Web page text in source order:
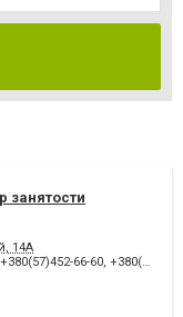
занятости
14А
+380(57)452-66-60, +380(57)452-54-08